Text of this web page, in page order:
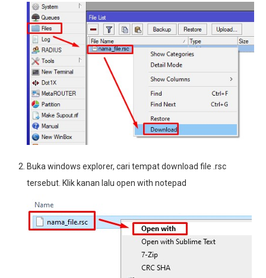
Buka windows explorer, cari tempat download file .rsc
tersebut. Klik kanan lalu open with notepad